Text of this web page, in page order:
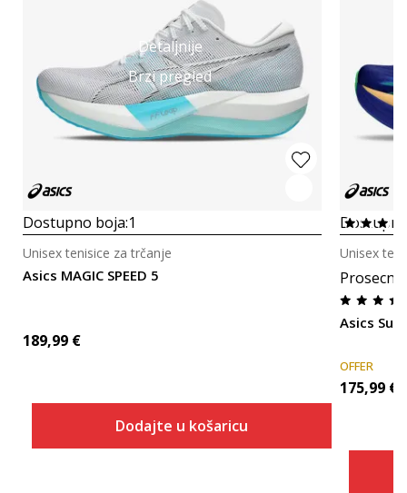
Detaljnije
Brzi pregled
Dostupno boja:1
Asics MAGIC SPEED 5
Unisex tenisice za trčanje
189,99 €
Dodajte u košaricu
Asics
Unisex
OFFER
175,99 €